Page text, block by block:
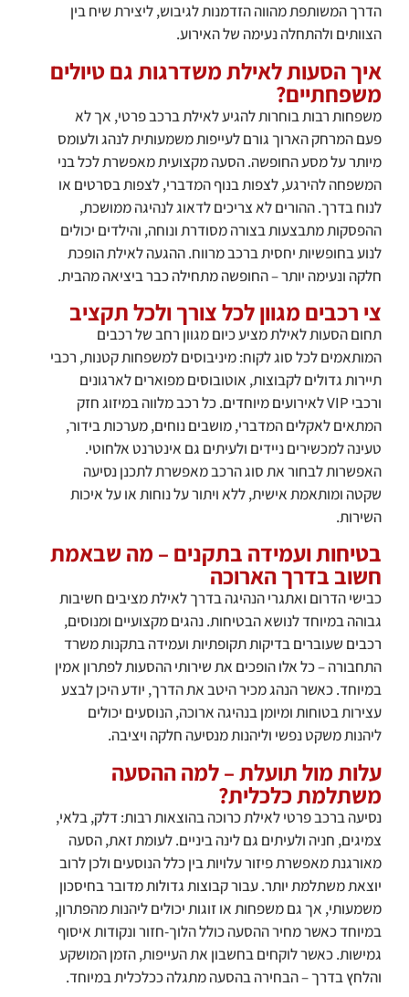
הדרך המשותפת מהווה הזדמנות לגיבוש, ליצירת שיח בין
הצוותים ולהתחלה נעימה של האירוע.
איך הסעות לאילת משדרגות גם טיולים
משפחתיים?
משפחות רבות בוחרות להגיע לאילת ברכב פרטי, אך לא
פעם המרחק הארוך גורם לעייפות משמעותית לנהג ולעומס
מיותר על מסע החופשה. הסעה מקצועית מאפשרת לכל בני
המשפחה להירגע, לצפות בנוף המדברי, לצפות בסרטים או
לנוח בדרך. ההורים לא צריכים לדאוג לנהיגה ממושכת,
ההפסקות מתבצעות בצורה מסודרת ונוחה, והילדים יכולים
לנוע בחופשיות יחסית ברכב מרווח. ההגעה לאילת הופכת
חלקה ונעימה יותר – החופשה מתחילה כבר ביציאה מהבית.
צי רכבים מגוון לכל צורך ולכל תקציב
תחום הסעות לאילת מציע כיום מגוון רחב של רכבים
המותאמים לכל סוג לקוח: מיניבוסים למשפחות קטנות, רכבי
תיירות גדולים לקבוצות, אוטובוסים מפוארים לארגונים
ורכבי VIP לאירועים מיוחדים. כל רכב מלווה במיזוג חזק
המתאים לאקלים המדברי, מושבים נוחים, מערכות בידור,
טעינה למכשירים ניידים ולעיתים גם אינטרנט אלחוטי.
האפשרות לבחור את סוג הרכב מאפשרת לתכנן נסיעה
שקטה ומותאמת אישית, ללא ויתור על נוחות או על איכות
השירות.
בטיחות ועמידה בתקנים – מה שבאמת
חשוב בדרך הארוכה
כבישי הדרום ואתגרי הנהיגה בדרך לאילת מציבים חשיבות
גבוהה במיוחד לנושא הבטיחות. נהגים מקצועיים ומנוסים,
רכבים שעוברים בדיקות תקופתיות ועמידה בתקנות משרד
התחבורה – כל אלו הופכים את שירותי ההסעות לפתרון אמין
במיוחד. כאשר הנהג מכיר היטב את הדרך, יודע היכן לבצע
עצירות בטוחות ומיומן בנהיגה ארוכה, הנוסעים יכולים
ליהנות משקט נפשי וליהנות מנסיעה חלקה ויציבה.
עלות מול תועלת – למה ההסעה
משתלמת כלכלית?
נסיעה ברכב פרטי לאילת כרוכה בהוצאות רבות: דלק, בלאי,
צמיגים, חניה ולעיתים גם לינה ביניים. לעומת זאת, הסעה
מאורגנת מאפשרת פיזור עלויות בין כלל הנוסעים ולכן לרוב
יוצאת משתלמת יותר. עבור קבוצות גדולות מדובר בחיסכון
משמעותי, אך גם משפחות או זוגות יכולים ליהנות מהפתרון,
במיוחד כאשר מחיר ההסעה כולל הלוך-חזור ונקודות איסוף
גמישות. כאשר לוקחים בחשבון את העייפות, הזמן המושקע
והלחץ בדרך – הבחירה בהסעה מתגלה ככלכלית במיוחד.